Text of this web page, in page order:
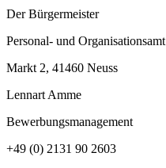
Der Bürgermeister
Personal- und Organisationsamt
Markt 2, 41460 Neuss
Lennart Amme
Bewerbungsmanagement
+49 (0) 2131 90 2603